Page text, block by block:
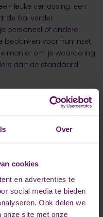
Over
cookies
en advertenties te
social media te bieden
Ook delen we
onze site met onze
leuke verrassing: een
de bal verder
personeel of andere
bedanken voor hun inzet
manier om je waardering
dan de standaard